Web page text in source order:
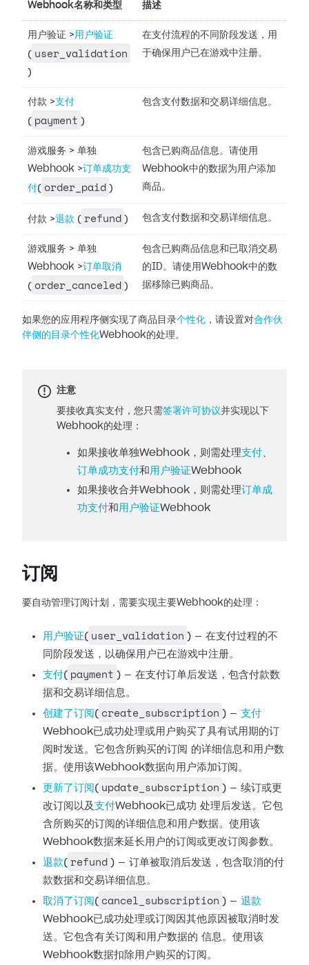
Webhook名称和类型 描述
用户验证 >用户验证
( user_validation
)
在支付流程的不同阶段发送，用
于确保用户已在游戏中注册。
付款 >支付
( payment )
包含支付数据和交易详细信息。
游戏服务 > 单独
Webhook >订单成功支
付( order_paid )
包含已购商品信息。请使用
Webhook中的数据为用户添加
商品。
付款 >退款 ( refund ) 包含支付数据和交易详细信息。
游戏服务 > 单独
Webhook >订单取消
( order_canceled )
包含已购商品信息和已取消交易
的ID。请使用Webhook中的数
据移除已购商品。
如果您的应用程序侧实现了商品目录个性化 ，请设置对合作伙
伴侧的目录个性化Webhook的处理。
注意
要接收真实支付，您只需签署许可协议并实现以下
Webhook的处理：
如果接收单独Webhook，则需处理支付、
订单成功支付和 用户验证Webhook
如果接收合并Webhook，则需处理订单成
功支付和 用户验证Webhook
订阅
要自动管理订阅计划，需要实现主要Webhook的处理：
用户验证( user_validation ) — 在支付过程的不
同阶段发送，以确保用户已在游戏中注册。
支付( payment ) — 在支付订单后发送，包含付款数
据和交易详细信息。
创建了订阅 ( create_subscription ) — 支付
Webhook已成功处理或用户购买了具有试用期的订
阅时发送。它包含所购买的订阅 的详细信息和用户数
据。使用该Webhook数据向用户添加订阅。
更新了订阅 ( update_subscription ) — 续订或更
改订阅以及 支付Webhook已成功 处理后发送。它包
含所购买的订阅的详细信息和用户数据。使用该
Webhook数据来延长用户的订阅或更改订阅参数。
退款( refund ) — 订单被取消后发送，包含取消的付
款数据和交易详细信息。
取消了订阅 ( cancel_subscription ) — 退款
Webhook已成功处理或订阅因其他原因被取消时发
送。它包含有关订阅和用户数据的 信息。使用该
Webhook数据扣除用户购买的订阅。